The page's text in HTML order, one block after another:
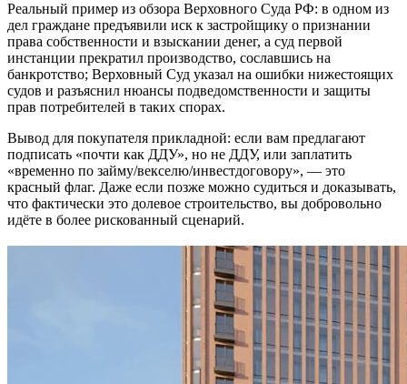
Реальный пример из обзора Верховного Суда РФ: в одном из
дел граждане предъявили иск к застройщику о признании
права собственности и взыскании денег, а суд первой
инстанции прекратил производство, сославшись на
банкротство; Верховный Суд указал на ошибки нижестоящих
судов и разъяснил нюансы подведомственности и защиты
прав потребителей в таких спорах.
Вывод для покупателя прикладной: если вам предлагают
подписать «почти как ДДУ», но не ДДУ, или заплатить
«временно по займу/векселю/инвестдоговору», — это
красный флаг. Даже если позже можно судиться и доказывать,
что фактически это долевое строительство, вы добровольно
идёте в более рискованный сценарий.